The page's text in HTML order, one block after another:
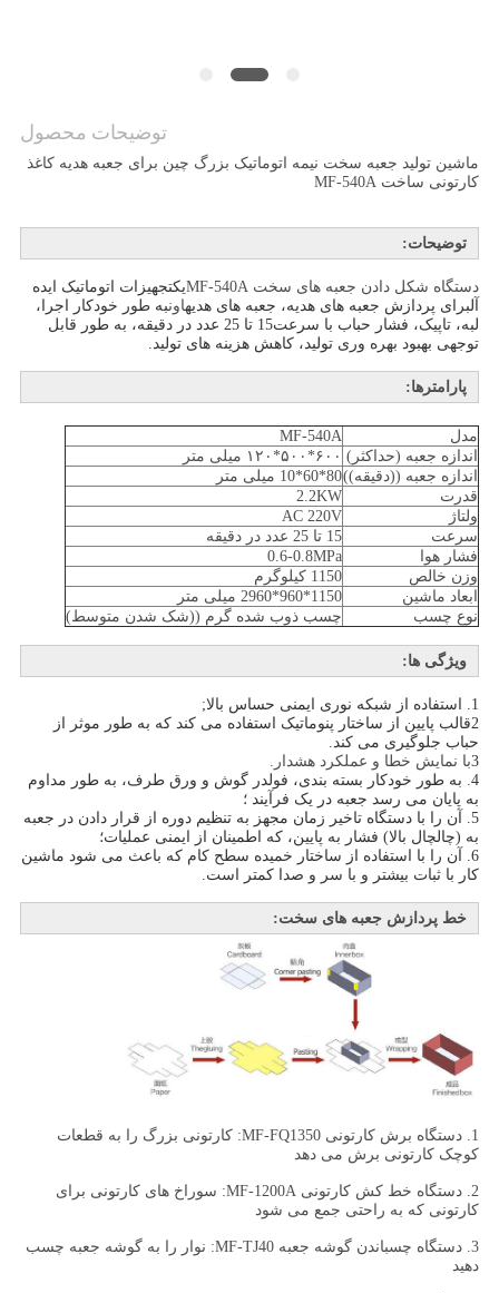
توضیحات محصول
ماشین تولید جعبه سخت نیمه اتوماتیک بزرگ چین برای جعبه هدیه کاغذ
کارتونی ساخت MF-540A
توضیحات:
دستگاه شکل دادن جعبه های سخت MF-540A یکتجهیزات اتوماتیک ایده
آلبرای پردازش جعبه های هدیه، جعبه های هدیهاونبه طور خودکار اجرا،
لبه، تاپیک، فشار حباب با سرعت
15 تا 25 عدد در دقیقه، به طور قابل
توجهی بهبود بهره وری تولید، کاهش هزینه های تولید.
پارامترها:
مدل
MF-540A
اندازه جعبه (حداکثر) ۶۰۰*۵۰۰*۱۲۰ میلی متر
اندازه جعبه ((دقيقه))80*60*10 میلی متر
قدرت
2.2KW
ولتاژ
AC 220V
سرعت
15 تا 25 عدد در دقیقه
فشار هوا
0.6-0.8MPa
وزن خالص
1150 کیلوگرم
ابعاد ماشین
1150*960*2960 میلی متر
نوع چسب
چسب ذوب شده گرم ((شک شدن متوسط)
ویژگی ها:
1. استفاده از شبکه نوری ایمنی حساس بالا
;
2قالب پایین از ساختار پنوماتیک استفاده می کند که به طور موثر از
حباب جلوگیری می کند.
3با نمایش خطا و عملکرد هشدار.
4. به طور خودکار بسته بندی، فولدر گوش و ورق طرف، به طور مداوم
به پایان می رسد جعبه در یک فرآیند ؛
5. آن را با دستگاه تاخیر زمان مجهز به تنظیم دوره از قرار دادن در جعبه
به (چالچال بالا) فشار به پایین، که اطمینان از ایمنی عملیات؛
6. آن را با استفاده از ساختار خمیده سطح کام که باعث می شود ماشین
کار با ثبات بیشتر و با سر و صدا کمتر است.
خط پردازش جعبه های سخت:
1. دستگاه برش کارتونی MF-FQ1350: کارتونی بزرگ را به قطعات
کوچک کارتونی برش می دهد
2. دستگاه خط کش کارتونی MF-1200A: سوراخ های کارتونی برای
کارتونی که به راحتی جمع می شود
3. دستگاه چسباندن گوشه جعبه MF-TJ40: نوار را به گوشه جعبه چسب
دهید